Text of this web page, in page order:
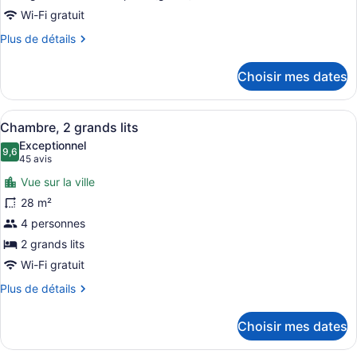
ce
de
exécutive
Wi-Fi gratuit
Plus de détails
Plus
Suite
exécutive
Choisir mes dates
Afficher
toutes
les
photos
pour
ce
type
de
chambre :
Chambre,
lits
Une chambre d’hôtel avec deux
4
Chambre, 2 grands lits
9,69,6 sur 10
Exceptionnel
45 avis
(45 avis)
Vue sur la ville
28 m²
4 personnes
2 grands lits
Wi-Fi gratuit
Plus de détails
Plus
Chambre,
Choisir mes dates